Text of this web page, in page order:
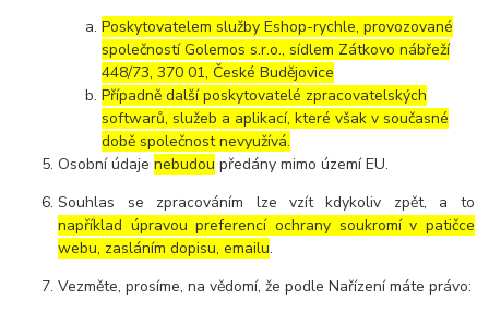
Poskytovatelem služby Eshop-rychle, provozované
společností Golemos s.r.o., sídlem Zátkovo nábřeží
448/73, 370 01, České Budějovice
Případně další poskytovatelé zpracovatelských
softwarů, služeb a aplikací, které však v současné
době společnost nevyužívá.
Osobní údajenebudou předány mimo území EU.
Souhlas se zpracováním lze vzít kdykoliv zpět, a to
například úpravou preferencí ochrany soukromí v patičce
webu, zasláním dopisu, emailu.
Vezměte, prosíme, na vědomí, že podle Nařízení máte právo: